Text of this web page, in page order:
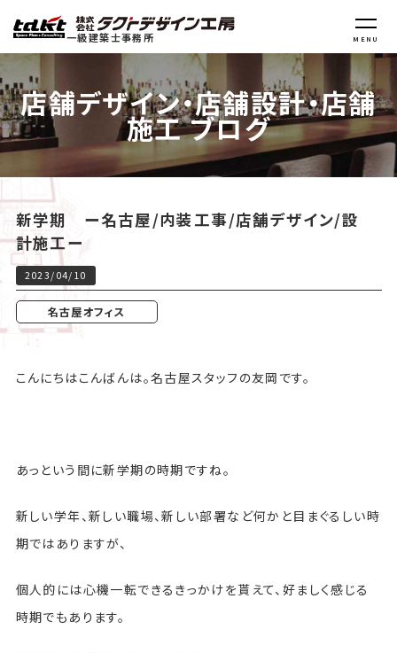
一級建築士事務所 MENU
店舗デザイン・店舗設計・店舗
施工 ブログ
新学期 ー名古屋/内装工事/店舗デザイン/設
計施工ー
2023/04/10
名古屋オフィス
こんにちはこんばんは。名古屋スタッフの友岡です。
あっという間に新学期の時期ですね。
新しい学年、新しい職場、新しい部署など何かと目まぐるしい時
期ではありますが、
個人的には心機一転できるきっかけを貰えて、好ましく感じる
時期でもあります。